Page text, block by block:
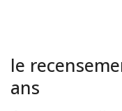
le
ans